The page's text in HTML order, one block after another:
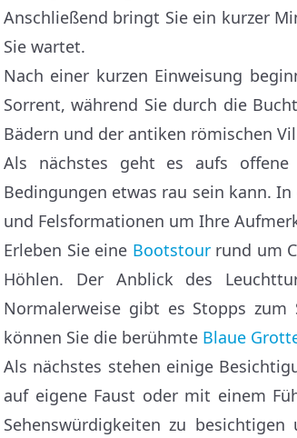
Anschließend bringt Sie ein kurzer
Sie wartet.
Nach einer kurzen Einweisung
Sorrent, während Sie durch die
Bädern und der antiken römischen
Als nächstes geht es aufs
Bedingungen etwas rau sein kann.
und Felsformationen um Ihre
Erleben Sie eine Bootstourrund um
Höhlen. Der Anblick des
Normalerweise gibt es Stopps zum
können Sie die berühmte Blaue
Als nächstes stehen einige
auf eigene Faust oder mit einem
Sehenswürdigkeiten zu